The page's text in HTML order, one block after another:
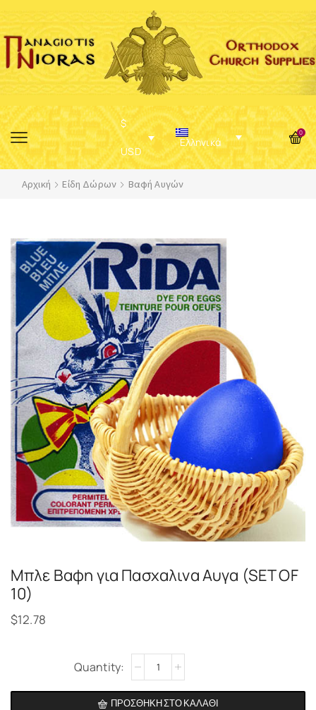
$
USD
Ελληνικά
0
Αρχική Είδη Δώρων Βαφή Αυγών
Μπλε Βαφη για Πασχαλινα Αυγα (SET OF
10)
$12.78
ΠΡΟΣΘΉΚΗ ΣΤΟ ΚΑΛΆΘΙ
Alternative: